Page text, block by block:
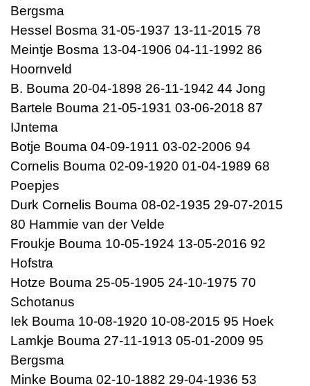
Bergsma
Hessel Bosma 31-05-1937 13-11-2015 78
Meintje Bosma 13-04-1906 04-11-1992 86
Hoornveld
B. Bouma 20-04-1898 26-11-1942 44 Jong
Bartele Bouma 21-05-1931 03-06-2018 87
IJntema
Botje Bouma 04-09-1911 03-02-2006 94
Cornelis Bouma 02-09-1920 01-04-1989 68
Poepjes
Durk Cornelis Bouma 08-02-1935 29-07-2015
80 Hammie van der Velde
Froukje Bouma 10-05-1924 13-05-2016 92
Hofstra
Hotze Bouma 25-05-1905 24-10-1975 70
Schotanus
Iek Bouma 10-08-1920 10-08-2015 95 Hoek
Lamkje Bouma 27-11-1913 05-01-2009 95
Bergsma
Minke Bouma 02-10-1882 29-04-1936 53